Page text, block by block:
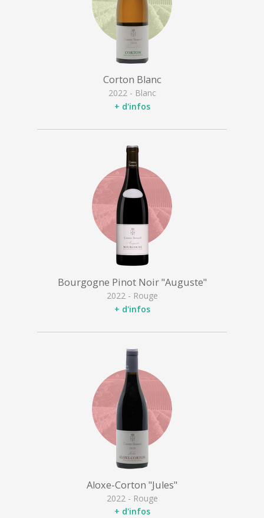
Corton Blanc
2022 - Blanc
+ d'infos
Bourgogne Pinot Noir "Auguste"
2022 - Rouge
+ d'infos
Aloxe-Corton "Jules"
2022 - Rouge
+ d'infos